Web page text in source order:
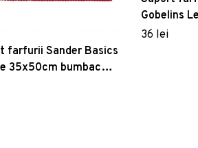
farfurii Sander Basics
35x50cm bumbac
Rosu
Gobelins
natur
36 lei